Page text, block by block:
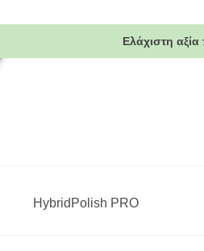
Ελάχιστη
HybridPolish PRO